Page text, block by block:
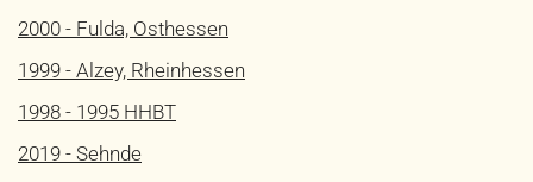
2000 - Fulda, Osthessen
1999 - Alzey, Rheinhessen
1998 - 1995 HHBT
2019 - Sehnde